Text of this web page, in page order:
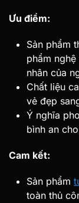
Ưu điểm:
Sản phẩm
phẩm
nhân của
Chất liệu
vẻ đẹp
Ý nghĩa
bình an
Cam kết:
Sản phẩm
toàn thủ